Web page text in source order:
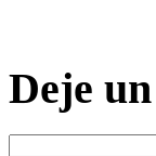
Deje